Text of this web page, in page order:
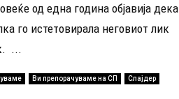
од една година објавија дека
го истетовирала неговиот лик
...
Ви препорачуваме на СП
Слајдер